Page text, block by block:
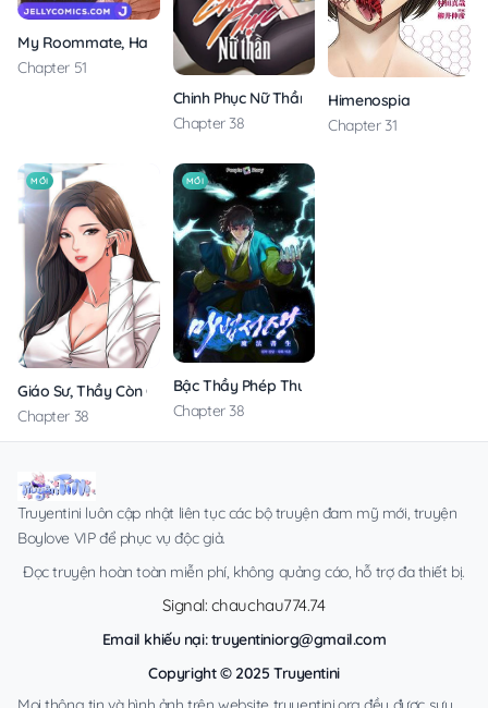
My Roommate, Handsome Senior
Chapter 51
Chinh Phục Nữ Thần
Chapter 38
Himenospia
Chapter 31
MỚI
Giáo Sư, Thầy Còn Chờ Chi Nữa
Chapter 38
MỚI
Bậc Thầy Phép Thuật Ở Thế Giới Võ Lâm
Chapter 38
Truyentini luôn cập nhật liên tục các bộ truyện đam mỹ mới, truyện
Boylove VIP để phục vụ độc giả.
Đọc truyện hoàn toàn miễn phí, không quảng cáo, hỗ trợ đa thiết bị.
Signal: chauchau774.74
Email khiếu nại:truyentiniorg@gmail.com
Copyright © 2025 Truyentini